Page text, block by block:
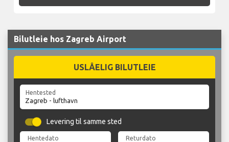
Bilutleie hos Zagreb Airport
USLÅELIG BILUTLEIE
Hentested
Levering til samme sted
Hentedato Returdato